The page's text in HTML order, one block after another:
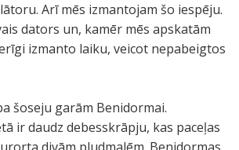
Arī mēs izmantojam šo iespēju.
dators un, kamēr mēs apskatām
izmanto laiku, veicot nepabeigtos
šoseju garām Benidormai.
ir daudz debesskrāpju, kas paceļas